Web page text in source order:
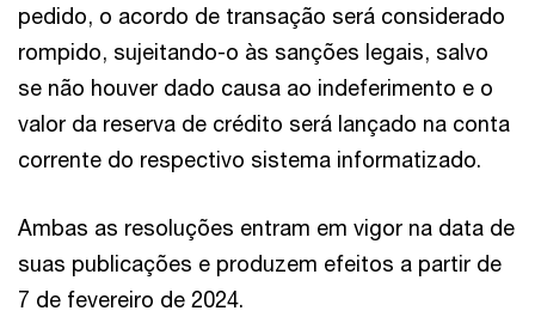
pedido, o acordo de transação será considerado
rompido, sujeitando-o às sanções legais, salvo
se não houver dado causa ao indeferimento e o
valor da reserva de crédito será lançado na conta
corrente do respectivo sistema informatizado.
Ambas as resoluções entram em vigor na data de
suas publicações e produzem efeitos a partir de
7 de fevereiro de 2024.